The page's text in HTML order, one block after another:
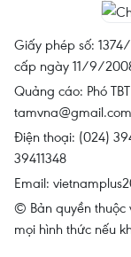
Giấy phép số:
cấp ngày 11/9/
Quảng cáo: Phó
tamvna@gmail.com
Điện thoại: (024)
39411348
Email:
© Bản quyền thuộc
mọi hình thức nếu